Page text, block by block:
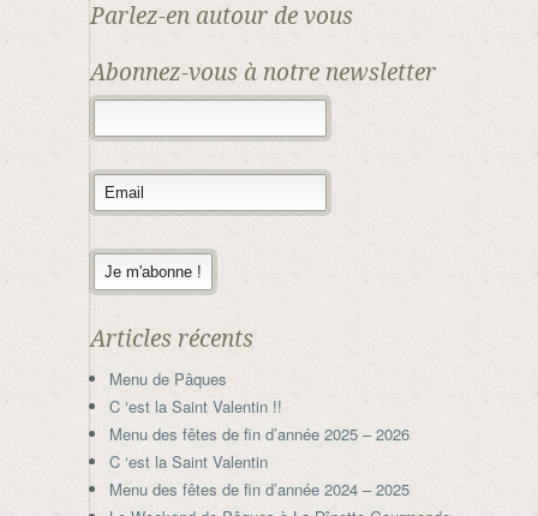
Parlez-en autour de vous
Abonnez-vous à notre newsletter
Articles récents
Menu de Pâques
C ‘est la Saint Valentin !!
Menu des fêtes de fin d’année 2025 – 2026
C ‘est la Saint Valentin
Menu des fêtes de fin d’année 2024 – 2025